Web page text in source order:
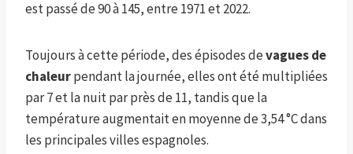
est passé de 90 à 145, entre 1971 et 2022.
Toujours à cette période, des épisodes devagues de
chaleurpendant la journée, elles ont été multipliées
par 7 et la nuit par près de 11, tandis que la
température augmentait en moyenne de 3,54 °C dans
les principales villes espagnoles.